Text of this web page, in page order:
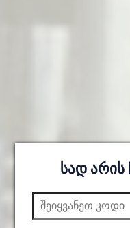
სად არის